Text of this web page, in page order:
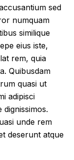
sed
numquam
similique
eius iste,
rem, quia
Quibusdam
quasi ut
adipisci
unde rem
deserunt atque